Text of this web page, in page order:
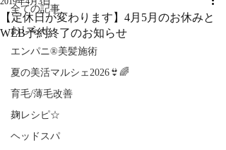
全ての記事
おしらせ
エンパニ®美髪施術
夏の美活マルシェ2026👙🌈
育毛/薄毛改善
麹レシピ☆
ヘッドスパ
【定休日が変わります】4月5月のお休みと
WEB予約終了のお知らせ